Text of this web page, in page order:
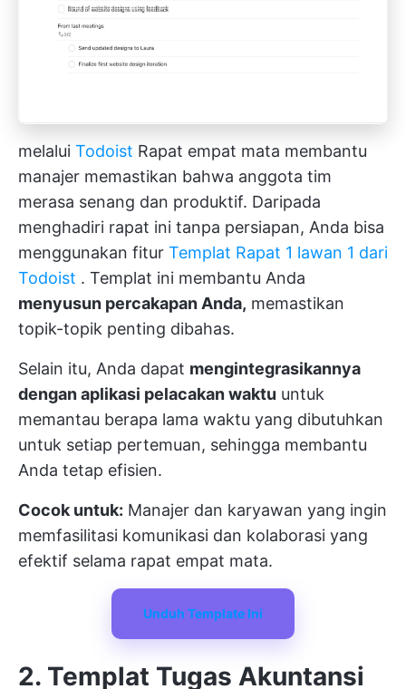
melalui Todoist Rapat empat mata membantu
manajer memastikan bahwa anggota tim
merasa senang dan produktif. Daripada
menghadiri rapat ini tanpa persiapan, Anda bisa
menggunakan fitur Templat Rapat 1 lawan 1 dari
Todoist . Templat ini membantu Anda
menyusun percakapan Anda, memastikan
topik-topik penting dibahas.
Selain itu, Anda dapat mengintegrasikannya
dengan aplikasi pelacakan waktu untuk
memantau berapa lama waktu yang dibutuhkan
untuk setiap pertemuan, sehingga membantu
Anda tetap efisien.
Cocok untuk: Manajer dan karyawan yang ingin
memfasilitasi komunikasi dan kolaborasi yang
efektif selama rapat empat mata.
Unduh Template Ini
2. Templat Tugas Akuntansi